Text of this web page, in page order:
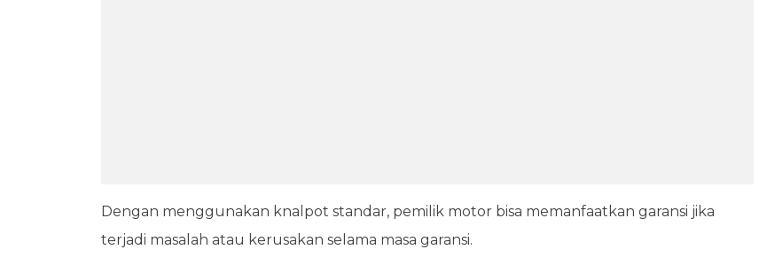
Dengan menggunakan knalpot standar, pemilik motor bisa memanfaatkan garansi jika
terjadi masalah atau kerusakan selama masa garansi.